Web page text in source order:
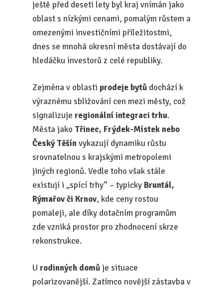
ještě před deseti lety byl kraj vnímán jako
oblast s nízkými cenami, pomalým růstem a
omezenými investičními příležitostmi,
dnes se mnohá okresní města dostávají do
hledáčku investorů z celé republiky.
Zejména v oblasti prodeje bytůdochází k
výraznému sbližování cen mezi městy, což
signalizuje regionální integraci trhu.
Města jako Třinec, Frýdek-Místek nebo
Český Těšínvykazují dynamiku růstu
srovnatelnou s krajskými metropolemi
jiných regionů. Vedle toho však stále
existují i „spící trhy“ – typicky Bruntál,
Rýmařov či Krnov, kde ceny rostou
pomaleji, ale díky dotačním programům
zde vzniká prostor pro zhodnocení skrze
rekonstrukce.
U rodinných domůje situace
polarizovanější. Zatímco novější zástavba v